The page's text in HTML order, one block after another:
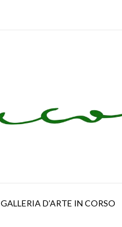
GALLERIA D’ARTE IN CORSO